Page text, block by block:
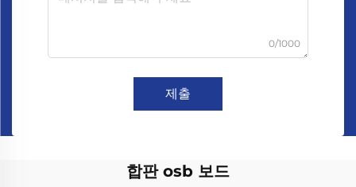
0/1000
제출
합판 osb 보드